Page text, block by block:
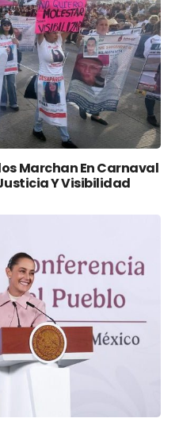
Marchan En Carnaval
Y Visibilidad